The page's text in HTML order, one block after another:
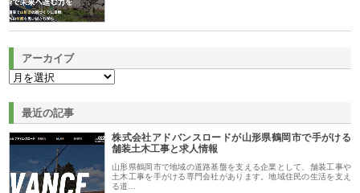
アーカイブ
最近の記事
株式会社アドバンスロードが山形県鶴岡市で手がける
舗装土木工事と求人情報
山形県鶴岡市で地域の道路基盤を支える企業として、舗装工事や
土木工事を手がける専門会社があります。地域住民の生活を支え
る道…